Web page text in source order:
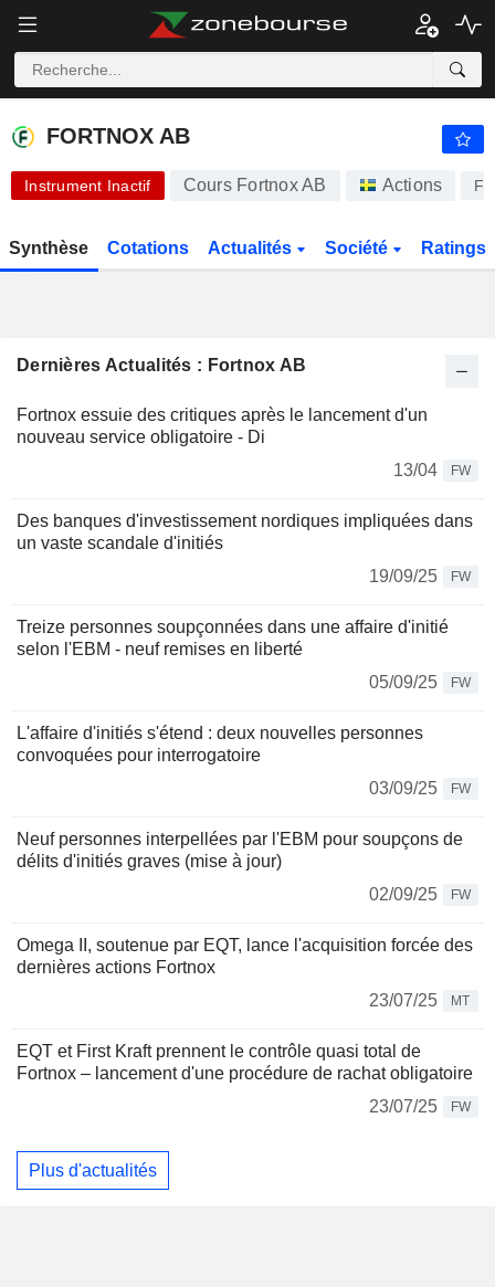
FORTNOX AB
FORTNOX AB
Instrument Inactif Cours Fortnox AB Actions
Synthèse Cotations Actualités Société Ratings
Dernières Actualités : Fortnox AB
Fortnox essuie des critiques après le lancement d'un
nouveau service obligatoire - Di
13/04
FW
Des banques d'investissement nordiques impliquées dans
un vaste scandale d'initiés
19/09/25
FW
Treize personnes soupçonnées dans une affaire d'initié
selon l'EBM - neuf remises en liberté
05/09/25
FW
L'affaire d'initiés s'étend : deux nouvelles personnes
convoquées pour interrogatoire
03/09/25
FW
Neuf personnes interpellées par l'EBM pour soupçons de
délits d'initiés graves (mise à jour)
02/09/25
FW
Omega II, soutenue par EQT, lance l'acquisition forcée des
dernières actions Fortnox
23/07/25
MT
EQT et First Kraft prennent le contrôle quasi total de
Fortnox – lancement d'une procédure de rachat obligatoire
23/07/25
FW
Plus d'actualités